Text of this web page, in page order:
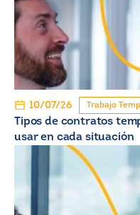
10/07/26 Trabajo
Tipos de contratos
usar en cada situación